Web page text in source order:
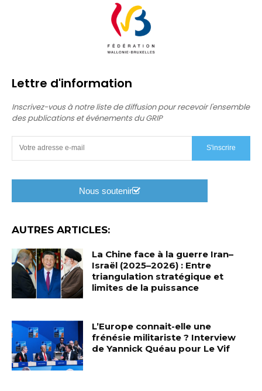
Lettre d'information
Inscrivez-vous à notre liste de diffusion pour recevoir l'ensemble
des publications et événements du GRIP
S'inscrire
Nous soutenir
AUTRES ARTICLES:
La Chine face à la guerre Iran–
Israël (2025–2026) : Entre
triangulation stratégique et
limites de la puissance
L’Europe connait-elle une
frénésie militariste ? Interview
de Yannick Quéau pour Le Vif